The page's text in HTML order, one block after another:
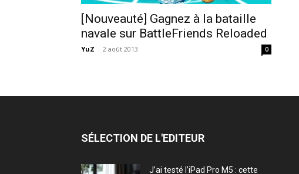
[Nouveauté] Gagnez à la bataille
navale sur BattleFriends Reloaded
YuZ - 2 août 2013 0
SÉLECTION DE L'EDITEUR
J’ai testé l’iPad Pro M5 : cette